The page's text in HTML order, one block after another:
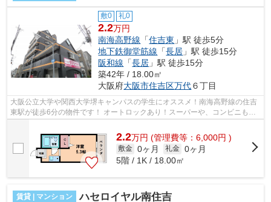
敷0 礼0
2.2万円
南海高野線 「住吉東 」駅 徒歩5分
地下鉄御堂筋線 「長居 」駅 徒歩15分
阪和線 「長居 」駅 徒歩15分
築42年 / 18.00㎡
大阪府大阪市住吉区万代６丁目
大阪公立大学や関西大学堺キャンパスの学生にオススメ！南海高野線の住吉
東駅が徒歩6分の物件です！ オートロックあり！スーパーや、コンビニも近
2.2万円 (管理費等：6,000円 )
敷金 0ヶ月 礼金 0ヶ月
5階 / 1K / 18.00㎡
賃貸 | マンション ハセロイヤル南住吉